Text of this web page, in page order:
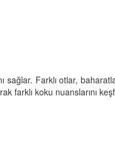
sağlar. Farklı otlar,
farklı koku nuanslarını